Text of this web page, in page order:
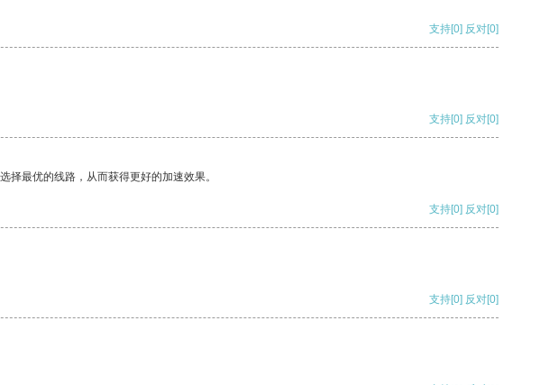
支持[0] 反对[0]
支持[0] 反对[0]
最优的线路，从而获得更好的加速效果。
支持[0] 反对[0]
支持[0] 反对[0]